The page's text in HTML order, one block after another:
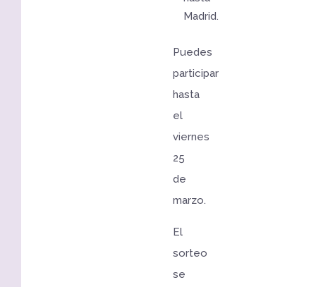
Madrid.
Puedes
participar
hasta
el
viernes
25
de
marzo.
El
sorteo
se